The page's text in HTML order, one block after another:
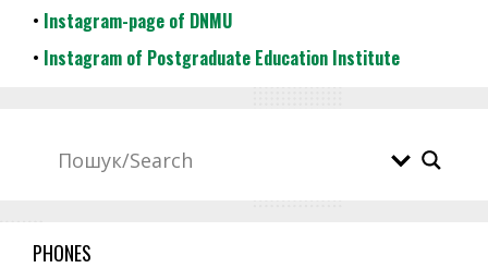
• Instagram-page of DNMU
• Instagram of Postgraduate Education Institute
PHONES